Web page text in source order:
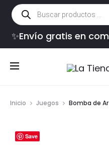
Búsqueda
de
productos
✨Envío gratis en
Inicio Juegos Bomba de
Save